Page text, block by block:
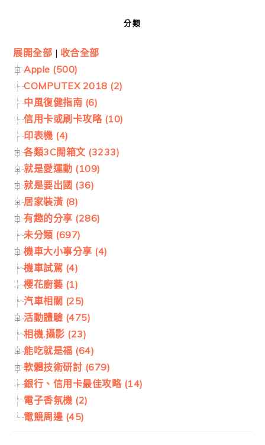
分類
展開全部 | 收合全部
Apple (500)
COMPUTEX 2018 (2)
中風復健指南 (6)
信用卡或刷卡攻略 (10)
印表機 (4)
各類3C開箱文 (3233)
就是愛運動 (109)
就是要出國 (36)
居家裝潢 (8)
有趣的分享 (286)
未分類 (697)
機車大小事分享 (4)
機車試駕 (4)
櫻花廚藝 (1)
汽車相關 (25)
活動體驗 (475)
相機.攝影 (23)
能吃就是福 (64)
軟體技術研討 (679)
銀行、信用卡最佳攻略 (14)
電子香氛機 (2)
電競周邊 (45)